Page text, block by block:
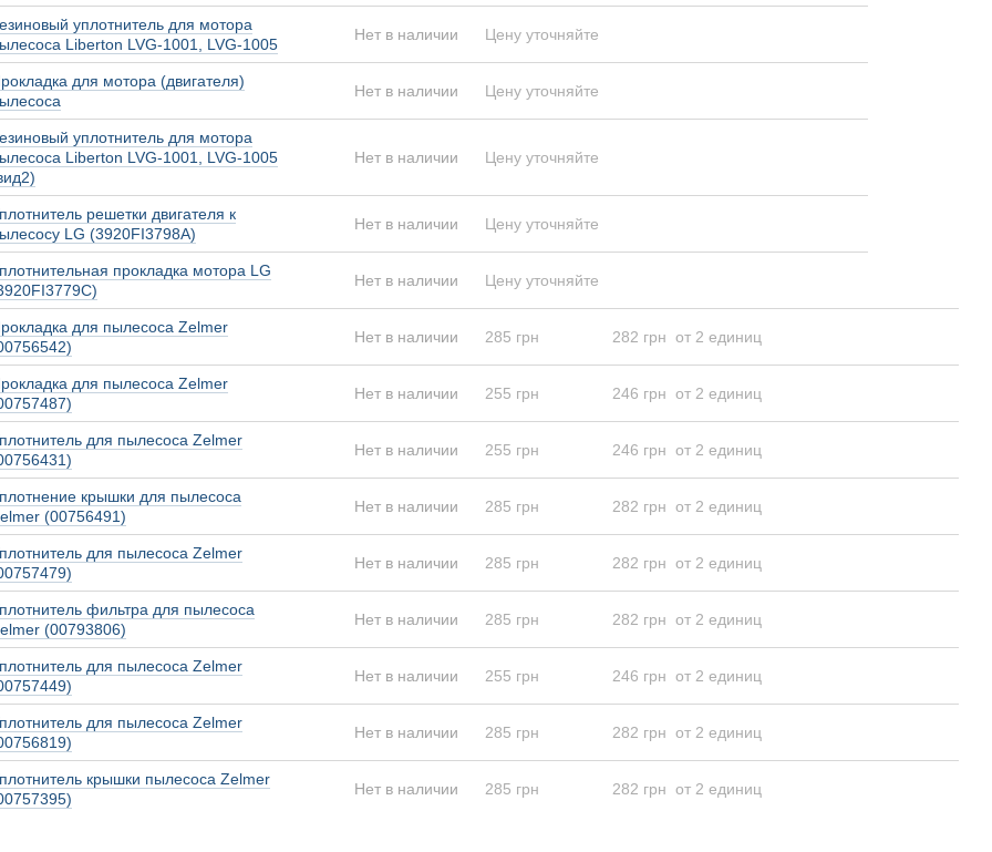
уплотнитель для мотора
Liberton LVG-1001, LVG-1005
Нет в наличии Цену уточняйте
для мотора (двигателя)
Нет в наличии Цену уточняйте
уплотнитель для мотора
Liberton LVG-1001, LVG-1005
Нет в наличии Цену уточняйте
решетки двигателя к
LG (3920FI3798A)
Нет в наличии Цену уточняйте
прокладка мотора LG
Нет в наличии Цену уточняйте
для пылесоса Zelmer
Нет в наличии 285 грн 282 грн от 2 единиц
для пылесоса Zelmer
Нет в наличии 255 грн 246 грн от 2 единиц
для пылесоса Zelmer
Нет в наличии 255 грн 246 грн от 2 единиц
крышки для пылесоса
(00756491)
Нет в наличии 285 грн 282 грн от 2 единиц
для пылесоса Zelmer
Нет в наличии 285 грн 282 грн от 2 единиц
фильтра для пылесоса
(00793806)
Нет в наличии 285 грн 282 грн от 2 единиц
для пылесоса Zelmer
Нет в наличии 255 грн 246 грн от 2 единиц
для пылесоса Zelmer
Нет в наличии 285 грн 282 грн от 2 единиц
крышки пылесоса Zelmer
Нет в наличии 285 грн 282 грн от 2 единиц